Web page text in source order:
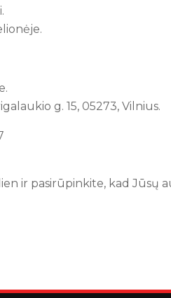
g. 15, 05273, Vilnius.
ir pasirūpinkite, kad Jūsų